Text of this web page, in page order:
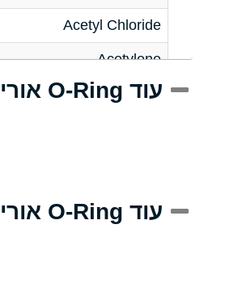
Acetyl Chloride
Acetylene
Acrlylonitrile
Acetate (Aqueous)
עוד O-Ring אורינגים מאותו הגודל
עוד O-Ring אורינגים מאותו החומר